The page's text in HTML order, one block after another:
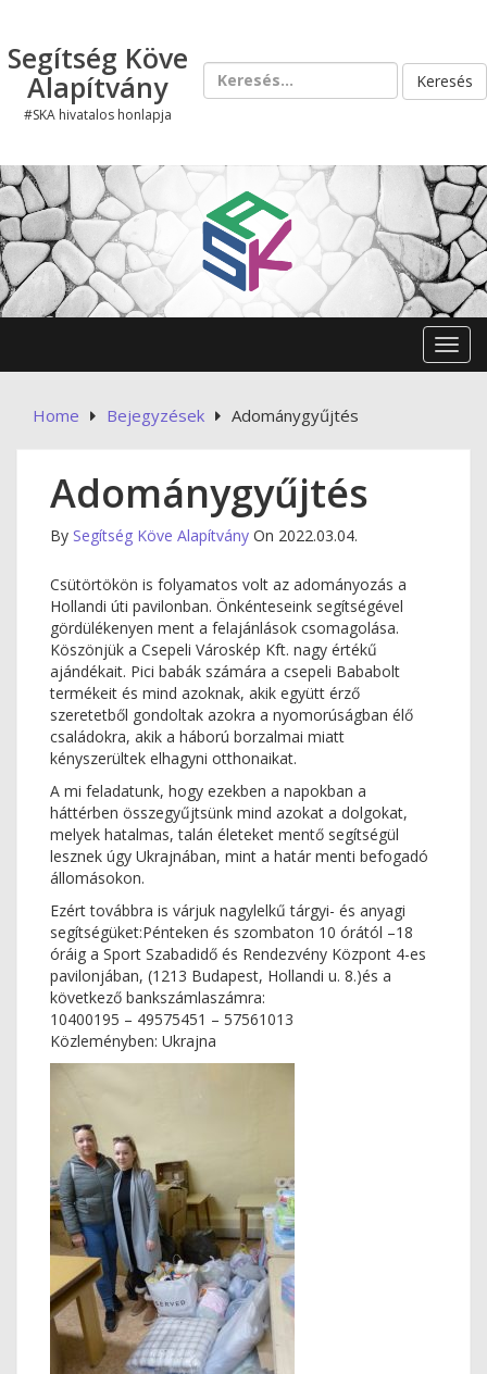
content
Segítség Köve
Alapítvány
#SKA hivatalos honlapja
Keresés:
Home Bejegyzések Adománygyűjtés
Adománygyűjtés
By Segítség Köve Alapítvány On 2022.03.04.
Csütörtökön is folyamatos volt az adományozás a
Hollandi úti pavilonban. Önkénteseink segítségével
gördülékenyen ment a felajánlások csomagolása.
Köszönjük a Csepeli Városkép Kft. nagy értékű
ajándékait. Pici babák számára a csepeli Bababolt
termékeit és mind azoknak, akik együtt érző
szeretetből gondoltak azokra a nyomorúságban élő
családokra, akik a háború borzalmai miatt
kényszerültek elhagyni otthonaikat.
A mi feladatunk, hogy ezekben a napokban a
háttérben összegyűjtsünk mind azokat a dolgokat,
melyek hatalmas, talán életeket mentő segítségül
lesznek úgy Ukrajnában, mint a határ menti befogadó
állomásokon.
Ezért továbbra is várjuk nagylelkű tárgyi- és anyagi
segítségüket:Pénteken és szombaton 10 órától –18
óráig a Sport Szabadidő és Rendezvény Központ 4-es
pavilonjában, (1213 Budapest, Hollandi u. 8.)és a
következő bankszámlaszámra:
10400195 – 49575451 – 57561013
Közleményben: Ukrajna